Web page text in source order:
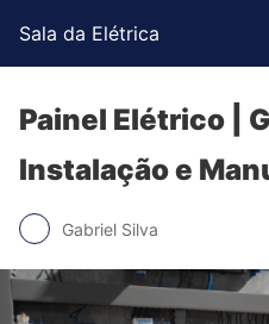
Sala da Elétrica
Painel Elétrico |
Instalação e
Gabriel Silva